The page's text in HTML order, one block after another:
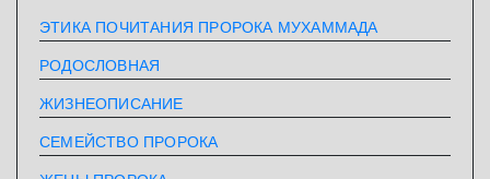
ЭТИКА ПОЧИТАНИЯ ПРОРОКА МУХАММАДА
РОДОСЛОВНАЯ
ЖИЗНЕОПИСАНИЕ
СЕМЕЙСТВО ПРОРОКА